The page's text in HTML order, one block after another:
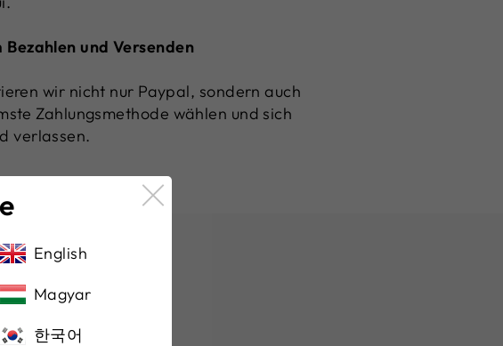
und Versenden
wir nicht nur Paypal, sondern auch
Zahlungsmethode wählen und sich
verlassen.
English
Magyar
한국어